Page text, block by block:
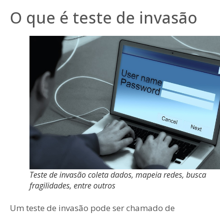
O que é teste de invasão
Teste de invasão coleta dados, mapeia redes, busca
fragilidades, entre outros
Um teste de invasão pode ser chamado de